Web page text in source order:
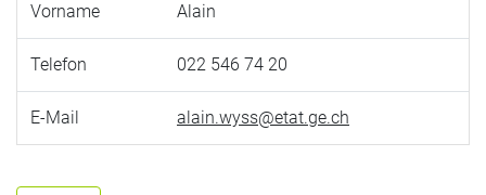
Vorname Alain
Telefon 022 546 74 20
E-Mail alain.wyss@etat.ge.ch